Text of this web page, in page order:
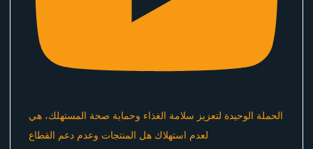
الحملة الوحيدة لتعزيز سلامة الغذاء وحماية صحة المستهلك، هي
لعدم استهلاك هل المنتجات وعدم دعم القطاع